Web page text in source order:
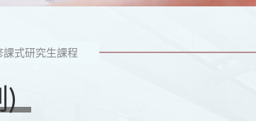
課式研究生課程
)